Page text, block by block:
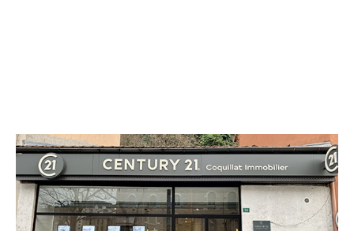
CENTURY 21 Coquillat Immobilier
36 avenue Edouard Herriot
TARARE - 69170